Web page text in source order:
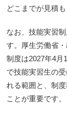
どこまでが見積
なお、技能実習
す。厚生労働省
制度は2027年4月
で技能実習生の
れる範囲と、制
ことが重要です。